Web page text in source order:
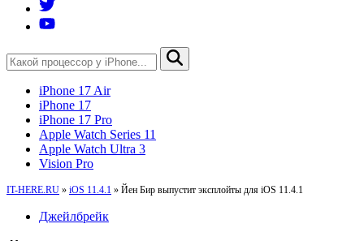
iPhone 17 Air
iPhone 17
iPhone 17 Pro
Apple Watch Series 11
Apple Watch Ultra 3
Vision Pro
IT-HERE.RU » iOS 11.4.1 » Йен Бир выпустит эксплойты для iOS 11.4.1
Джейлбрейк